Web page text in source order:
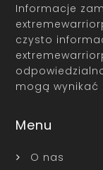
Informacje
czysto
mogą wynikać
Menu
O nas